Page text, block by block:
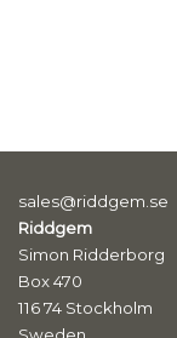
sales@riddgem.se
Riddgem
Simon Ridderborg
Box 470
116 74 Stockholm